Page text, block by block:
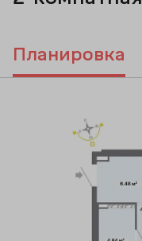
Планировка